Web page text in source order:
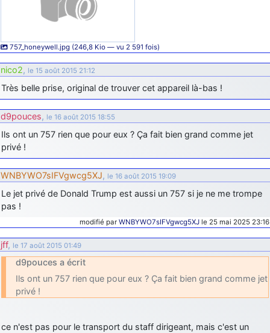
757_honeywell.jpg (246,8 Kio — vu 2 591 fois)
nico2, le 15 août 2015 21:12
Très belle prise, original de trouver cet appareil là-bas !
d9pouces, le 16 août 2015 18:55
Ils ont un 757 rien que pour eux ? Ça fait bien grand comme jet
privé !
WNBYWO7sIFVgwcg5XJ, le 16 août 2015 19:09
Le jet privé de Donald Trump est aussi un 757 si je ne me trompe
pas !
modifié par WNBYWO7sIFVgwcg5XJ le 25 mai 2025 23:16
jff, le 17 août 2015 01:49
d9pouces a écrit
Ils ont un 757 rien que pour eux ? Ça fait bien grand comme jet
privé !
ce n'est pas pour le transport du staff dirigeant, mais c'est un